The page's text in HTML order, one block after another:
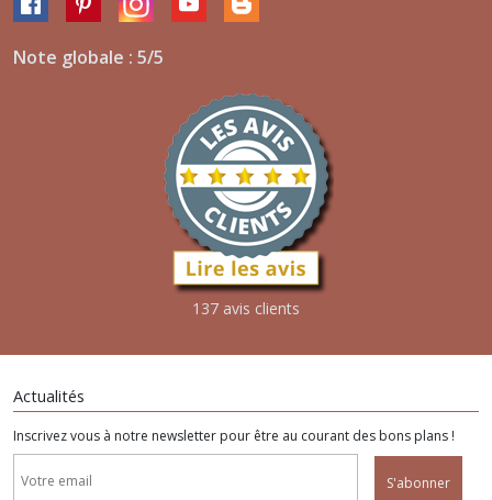
Note globale : 5/5
137 avis clients
Actualités
Inscrivez vous à notre newsletter pour être au courant des bons plans !
S'abonner